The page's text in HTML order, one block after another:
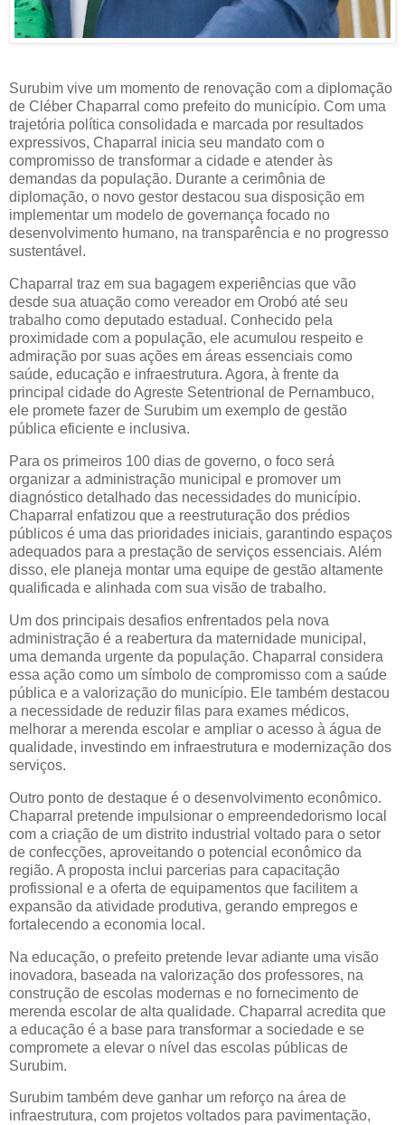
Surubim vive um momento de renovação com a diplomação
de Cléber Chaparral como prefeito do município. Com uma
trajetória política consolidada e marcada por resultados
expressivos, Chaparral inicia seu mandato com o
compromisso de transformar a cidade e atender às
demandas da população. Durante a cerimônia de
diplomação, o novo gestor destacou sua disposição em
implementar um modelo de governança focado no
desenvolvimento humano, na transparência e no progresso
sustentável.
Chaparral traz em sua bagagem experiências que vão
desde sua atuação como vereador em Orobó até seu
trabalho como deputado estadual. Conhecido pela
proximidade com a população, ele acumulou respeito e
admiração por suas ações em áreas essenciais como
saúde, educação e infraestrutura. Agora, à frente da
principal cidade do Agreste Setentrional de Pernambuco,
ele promete fazer de Surubim um exemplo de gestão
pública eficiente e inclusiva.
Para os primeiros 100 dias de governo, o foco será
organizar a administração municipal e promover um
diagnóstico detalhado das necessidades do município.
Chaparral enfatizou que a reestruturação dos prédios
públicos é uma das prioridades iniciais, garantindo espaços
adequados para a prestação de serviços essenciais. Além
disso, ele planeja montar uma equipe de gestão altamente
qualificada e alinhada com sua visão de trabalho.
Um dos principais desafios enfrentados pela nova
administração é a reabertura da maternidade municipal,
uma demanda urgente da população. Chaparral considera
essa ação como um símbolo de compromisso com a saúde
pública e a valorização do município. Ele também destacou
a necessidade de reduzir filas para exames médicos,
melhorar a merenda escolar e ampliar o acesso à água de
qualidade, investindo em infraestrutura e modernização dos
serviços.
Outro ponto de destaque é o desenvolvimento econômico.
Chaparral pretende impulsionar o empreendedorismo local
com a criação de um distrito industrial voltado para o setor
de confecções, aproveitando o potencial econômico da
região. A proposta inclui parcerias para capacitação
profissional e a oferta de equipamentos que facilitem a
expansão da atividade produtiva, gerando empregos e
fortalecendo a economia local.
Na educação, o prefeito pretende levar adiante uma visão
inovadora, baseada na valorização dos professores, na
construção de escolas modernas e no fornecimento de
merenda escolar de alta qualidade. Chaparral acredita que
a educação é a base para transformar a sociedade e se
compromete a elevar o nível das escolas públicas de
Surubim.
Surubim também deve ganhar um reforço na área de
infraestrutura, com projetos voltados para pavimentação,